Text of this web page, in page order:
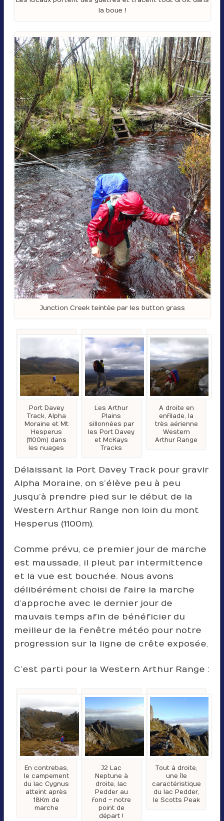
la boue !
Junction Creek teintée par les button grass
Port Davey
Track, Alpha
Moraine et Mt
Hesperus
(1100m) dans
les nuages
Les Arthur
Plains
sillonnées par
les Port Davey
et McKays
Tracks
A droite en
enfilade, la
très aérienne
Western
Arthur Range
Délaissant la Port Davey Track pour gravir
Alpha Moraine, on s’élève peu à peu
jusqu’à prendre pied sur le début de la
Western Arthur Range non loin du mont
Hesperus (1100m).
Comme prévu, ce premier jour de marche
est maussade, il pleut par intermittence
et la vue est bouchée. Nous avons
délibérément choisi de faire la marche
d’approche avec le dernier jour de
mauvais temps afin de bénéficier du
meilleur de la fenêtre météo pour notre
progression sur la ligne de crête exposée.
C’est parti pour la Western Arthur Range :
En contrebas,
le campement
du lac Cygnus
atteint après
18Km de
marche
J2 Lac
Neptune à
droite, lac
Pedder au
fond – notre
point de
départ !
Tout à droite,
une île
caractéristique
du lac Pedder,
le Scotts Peak